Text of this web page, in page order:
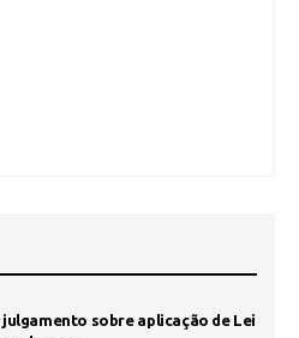
julgamento sobre aplicação de Lei